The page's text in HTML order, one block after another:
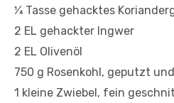
1⁄4 Tasse gehacktes
2 EL gehackter Ingwer
2 EL Olivenöl
750 g Rosenkohl, geputzt
1 kleine Zwiebel, fein